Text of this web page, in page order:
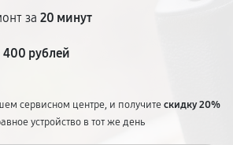
за 20 минут
400 рублей
сервисном центре, и получитескидку 20%
устройство в тот же день